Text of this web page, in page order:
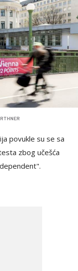
povukle su se sa
zbog učešća